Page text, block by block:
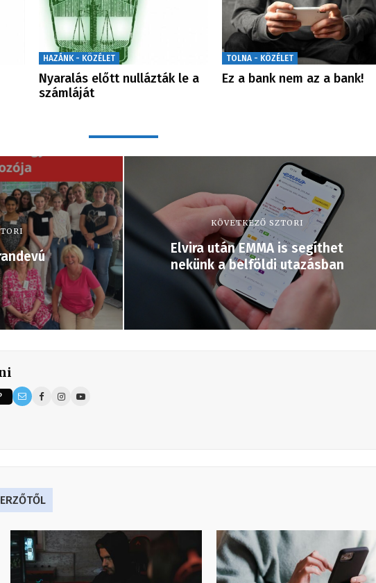
HAZÁNK - KÖZÉLET
Nyaralás előtt nullázták le a
számláját
TOLNA - KÖZÉLET
Ez a bank nem az a bank!
KÖVETKEZŐ SZTORI
Elvira után EMMA is segíthet
nekünk a belföldi utazásban